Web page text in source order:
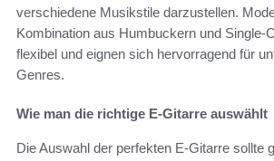
verschiedene Musikstile darzustellen.
Kombination aus Humbuckern und Single-
flexibel und eignen sich hervorragend für
Genres.
Wie man die richtige E-Gitarre auswählt
Die Auswahl der perfekten E-Gitarre sollte